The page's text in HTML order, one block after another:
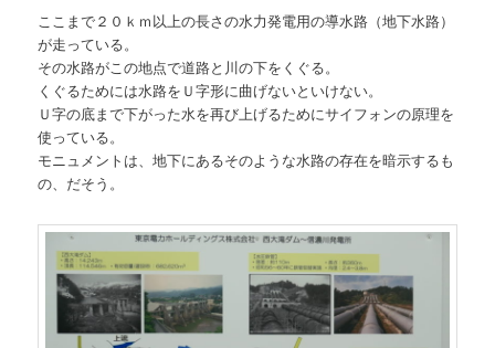
ここまで２０ｋｍ以上の長さの水力発電用の導水路（地下水路）
が走っている。
その水路がこの地点で道路と川の下をくぐる。
くぐるためには水路をＵ字形に曲げないといけない。
Ｕ字の底まで下がった水を再び上げるためにサイフォンの原理を
使っている。
モニュメントは、地下にあるそのような水路の存在を暗示するも
の、だそう。